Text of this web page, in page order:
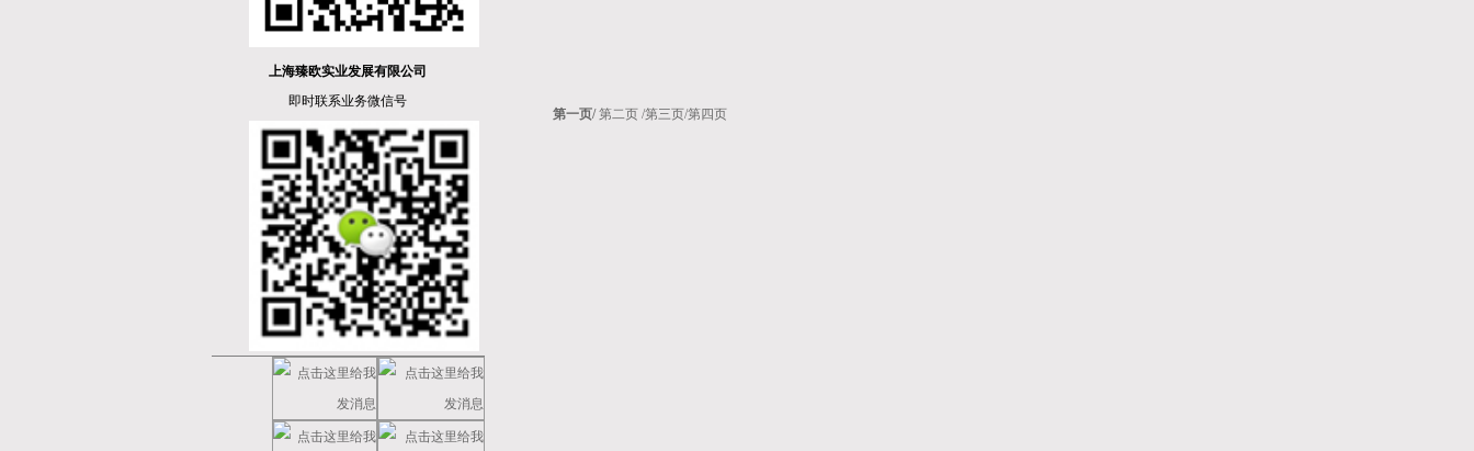
上海臻欧实业发展有限公司
即时联系业务微信号
第一页/第二页 /第三页/第四页